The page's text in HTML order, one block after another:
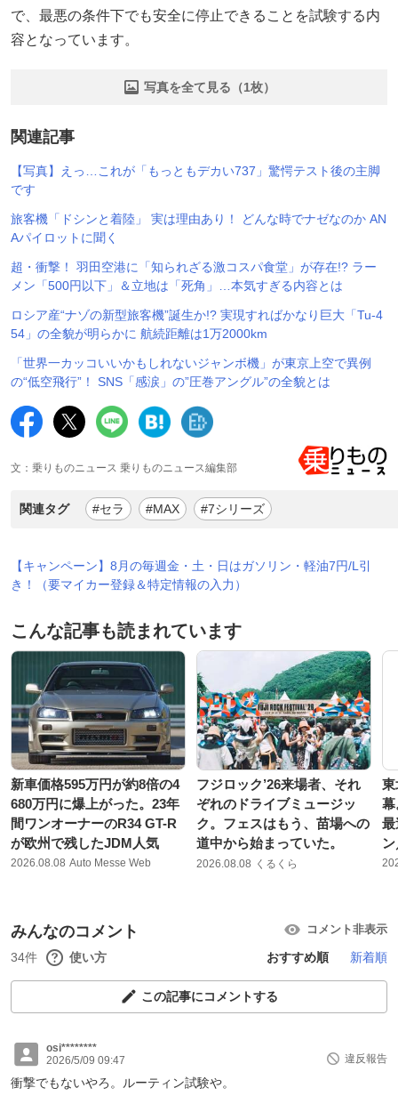
で、最悪の条件下でも安全に停止できることを試験する内
容となっています。
写真を全て見る（1枚）
関連記事
【写真】えっ…これが「もっともデカい737」驚愕テスト後の主脚
です
旅客機「ドシンと着陸」 実は理由あり！ どんな時でナゼなのか AN
Aパイロットに聞く
超・衝撃！ 羽田空港に「知られざる激コスパ食堂」が存在!? ラー
メン「500円以下」＆立地は「死角」…本気すぎる内容とは
ロシア産“ナゾの新型旅客機”誕生か!? 実現すればかなり巨大「Tu-4
54」の全貌が明らかに 航続距離は1万2000km
「世界一カッコいいかもしれないジャンボ機」が東京上空で異例
の“低空飛行”！ SNS「感涙」の”圧巻アングル”の全貌とは
文：乗りものニュース 乗りものニュース編集部
関連タグ #セラ #MAX #7シリーズ
【キャンペーン】8月の毎週金・土・日はガソリン・軽油7円/L引
き！（要マイカー登録＆特定情報の入力）
こんな記事も読まれています
新車価格595万円が約8倍の4
680万円に爆上がった。23年
間ワンオーナーのR34 GT-R
が欧州で残したJDM人気
2026.08.08 Auto Messe Web
フジロック’26来場者、それ
ぞれのドライブミュージッ
ク。フェスはもう、苗場への
道中から始まっていた。
2026.08.08 くるくら
幕
最
みんなのコメント コメント非表示
34件 使い方 おすすめ順 新着順
この記事にコメントする
osi********
2026/5/09 09:47
違反報告
衝撃でもないやろ。ルーティン試験や。